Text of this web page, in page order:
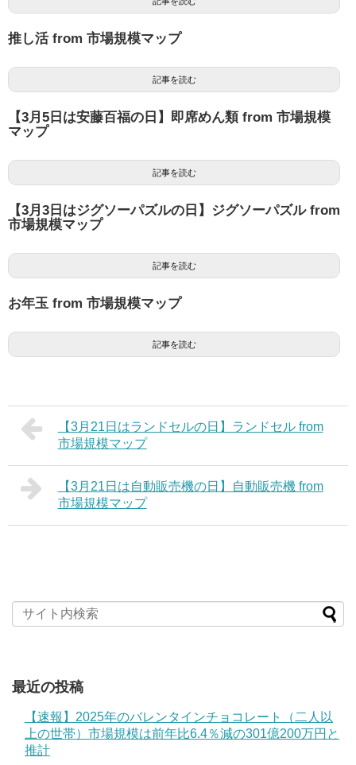
推し活 from 市場規模マップ
記事を読む
【3月5日は安藤百福の日】即席めん類 from 市場規模
マップ
記事を読む
【3月3日はジグソーパズルの日】ジグソーパズル from
市場規模マップ
記事を読む
お年玉 from 市場規模マップ
記事を読む
【3月21日はランドセルの日】ランドセル from
市場規模マップ
【3月21日は自動販売機の日】自動販売機 from
市場規模マップ
最近の投稿
【速報】2025年のバレンタインチョコレート（二人以
上の世帯）市場規模は前年比6.4％減の301億200万円と
推計